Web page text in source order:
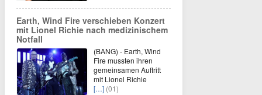
Earth, Wind Fire verschieben Konzert
mit Lionel Richie nach medizinischem
Notfall
(BANG) - Earth, Wind
Fire mussten ihren
gemeinsamen Auftritt
mit Lionel Richie
[…] (01)